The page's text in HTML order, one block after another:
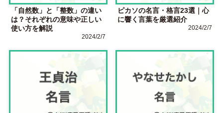
「自然数」と「整数」の違い
は？それぞれの意味や正しい
使い方を解説
2024/2/7
ピカソの名言・格言23選｜心
に響く言葉を厳選紹介
2024/2/7